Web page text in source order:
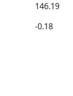
146.19
-0.18